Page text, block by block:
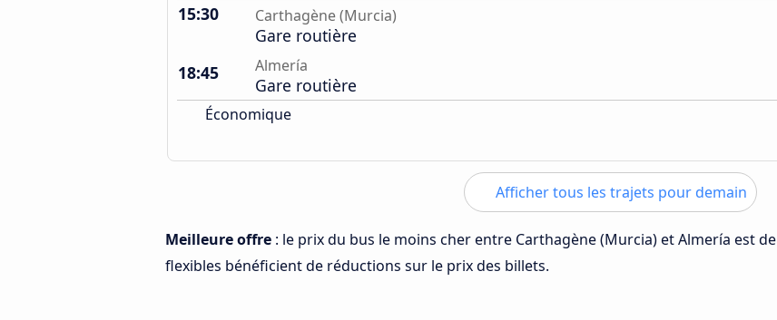
15:30 Carthagène (Murcia)
Gare routière
18:45
Almería
Gare routière
Économique
Afficher tous les trajets pour demain
Meilleure offre : le prix du bus le moins cher entre Carthagène (Murcia) et Almería est de
flexibles bénéficient de réductions sur le prix des billets.